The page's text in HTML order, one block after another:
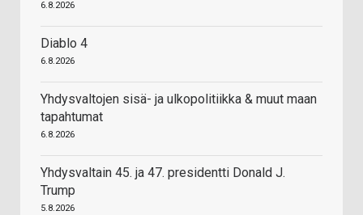
6.8.2026
Diablo 4
6.8.2026
Yhdysvaltojen sisä- ja ulkopolitiikka & muut maan
tapahtumat
6.8.2026
Yhdysvaltain 45. ja 47. presidentti Donald J.
Trump
5.8.2026